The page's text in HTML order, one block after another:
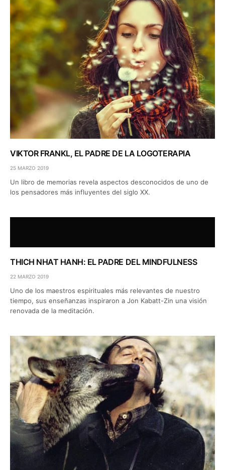
VIKTOR FRANKL, EL PADRE DE LA LOGOTERAPIA
25 MARZO 2019
Un libro de memorias revela aspectos desconocidos de uno de
los pensadores más influyentes del siglo XX.
THICH NHAT HANH: EL PADRE DEL MINDFULNESS
22 MARZO 2019
Uno de los maestros espirituales más relevantes de nuestro
tiempo, sus enseñanzas inspiraron a Jon Kabatt-Zin una visión
renovada de la meditación.